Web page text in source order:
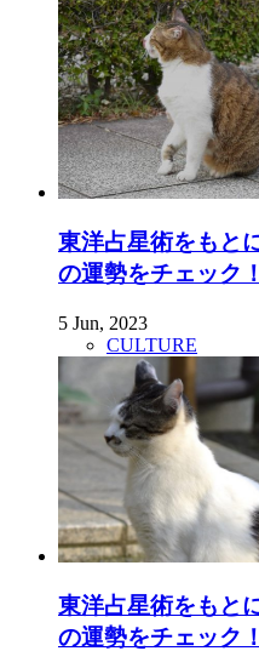
東洋占星術をもと
の運勢をチェック！
5 Jun, 2023
CULTURE
東洋占星術をもと
の運勢をチェック！